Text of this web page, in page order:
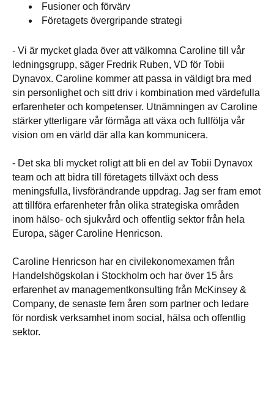
Fusioner och förvärv
Företagets övergripande strategi
- Vi är mycket glada över att välkomna Caroline till vår
ledningsgrupp, säger Fredrik Ruben, VD för Tobii
Dynavox. Caroline kommer att passa in väldigt bra med
sin personlighet och sitt driv i kombination med värdefulla
erfarenheter och kompetenser. Utnämningen av Caroline
stärker ytterligare vår förmåga att växa och fullfölja vår
vision om en värld där alla kan kommunicera.
- Det ska bli mycket roligt att bli en del av Tobii Dynavox
team och att bidra till företagets tillväxt och dess
meningsfulla, livsförändrande uppdrag. Jag ser fram emot
att tillföra erfarenheter från olika strategiska områden
inom hälso- och sjukvård och offentlig sektor från hela
Europa, säger Caroline Henricson.
Caroline Henricson har en civilekonomexamen från
Handelshögskolan i Stockholm och har över 15 års
erfarenhet av managementkonsulting från McKinsey &
Company, de senaste fem åren som partner och ledare
för nordisk verksamhet inom social, hälsa och offentlig
sektor.